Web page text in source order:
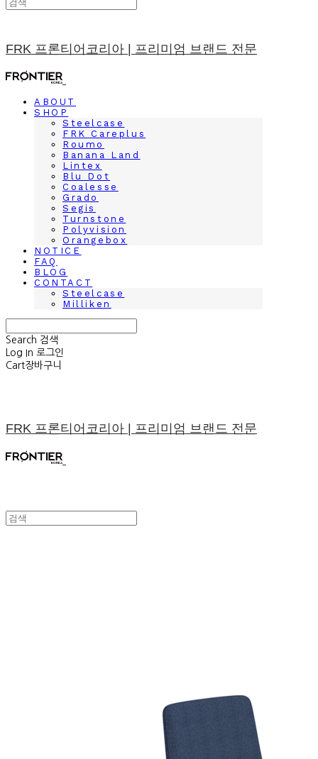
FRK 프론티어코리아 | 프리미엄 브랜드 전문
ABOUT
SHOP
Steelcase
FRK Careplus
Roumo
Banana Land
Lintex
Blu Dot
Coalesse
Grado
Segis
Turnstone
Polyvision
Orangebox
NOTICE
FAQ
BLOG
CONTACT
Steelcase
Milliken
Search 검색
Log In 로그인
Cart장바구니
FRK 프론티어코리아 | 프리미엄 브랜드 전문